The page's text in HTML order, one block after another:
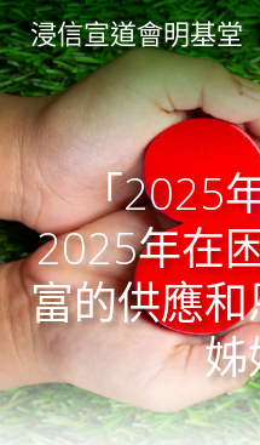
浸信宣道會明基堂
「2025
2025年在
富的供應
姊